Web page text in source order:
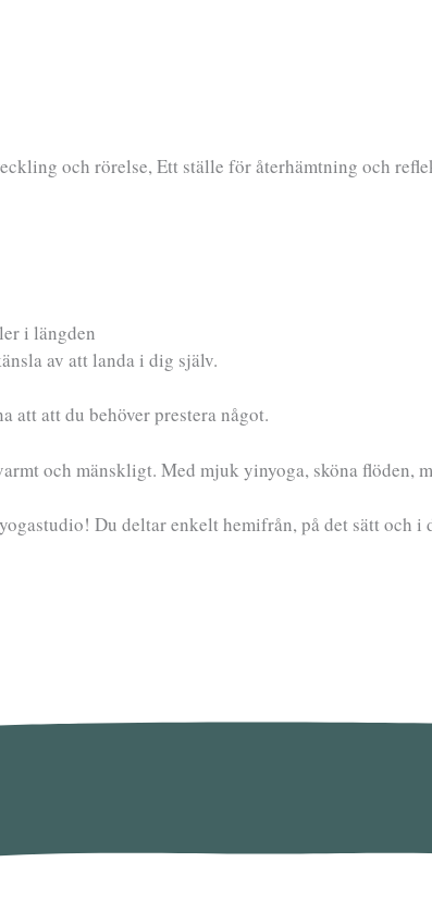
och rörelse, Ett ställe för återhämtning och
i längden
av att landa i dig själv.
att att du behöver prestera något.
och mänskligt. Med mjuk yinyoga, sköna flöden,
Du deltar enkelt hemifrån, på det sätt och i